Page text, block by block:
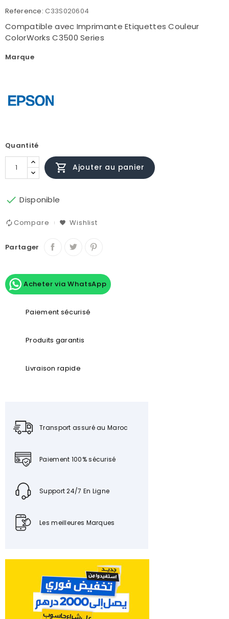
Reference: C33S020604
Compatible avec Imprimante Etiquettes Couleur
ColorWorks C3500 Series
Marque
Quantité
 Ajouter au panier
 Disponible
Compare Wishlist
Partager
Acheter via WhatsApp
Paiement sécurisé
Produits garantis
Livraison rapide
Transport assuré au Maroc
Paiement 100% sécurisé
Support 24/7 En Ligne
Les meilleures Marques